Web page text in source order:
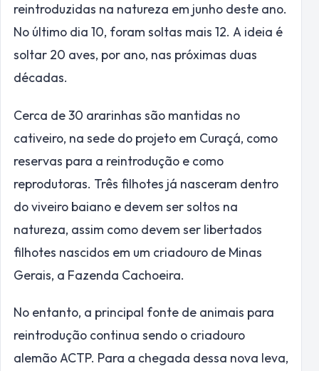
reintroduzidas na natureza em junho deste ano.
No último dia 10, foram soltas mais 12. A ideia é
soltar 20 aves, por ano, nas próximas duas
décadas.
Cerca de 30 ararinhas são mantidas no
cativeiro, na sede do projeto em Curaçá, como
reservas para a reintrodução e como
reprodutoras. Três filhotes já nasceram dentro
do viveiro baiano e devem ser soltos na
natureza, assim como devem ser libertados
filhotes nascidos em um criadouro de Minas
Gerais, a Fazenda Cachoeira.
No entanto, a principal fonte de animais para
reintrodução continua sendo o criadouro
alemão ACTP. Para a chegada dessa nova leva,